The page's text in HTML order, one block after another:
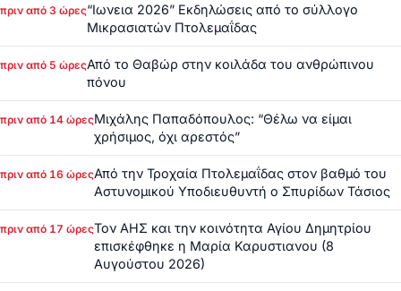
πριν από 3 ώρες“Ιωνεια 2026” Εκδηλώσεις από το σύλλογο
Μικρασιατών Πτολεμαΐδας
πριν από 5 ώρεςΑπό το Θαβώρ στην κοιλάδα του ανθρώπινου
πόνου
πριν από 14 ώρεςΜιχάλης Παπαδόπουλος: “Θέλω να είμαι
χρήσιμος, όχι αρεστός”
πριν από 16 ώρεςΑπό την Τροχαία Πτολεμαΐδας στον βαθμό του
Αστυνομικού Υποδιευθυντή ο Σπυρίδων Τάσιος
πριν από 17 ώρεςΤον ΑΗΣ και την κοινότητα Αγίου Δημητρίου
επισκέφθηκε η Μαρία Καρυστιανου (8
Αυγούστου 2026)